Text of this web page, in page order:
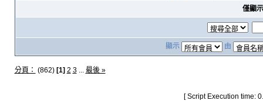
僅顯
顯示 由
分頁： (862) [1] 2 3... 最後 »
[ Script Execution time: